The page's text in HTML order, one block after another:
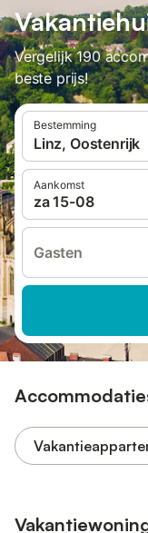
Vergelijk 190
beste prijs!
Bestemming
Linz, Oostenrijk
Aankomst
za 15-08
Gasten